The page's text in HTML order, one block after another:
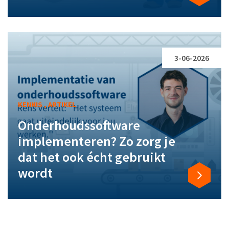
KENNIS , ARTIKEL
Onderhoudssoftware
implementeren? Zo zorg je
dat het ook écht gebruikt
wordt
3-06-2026